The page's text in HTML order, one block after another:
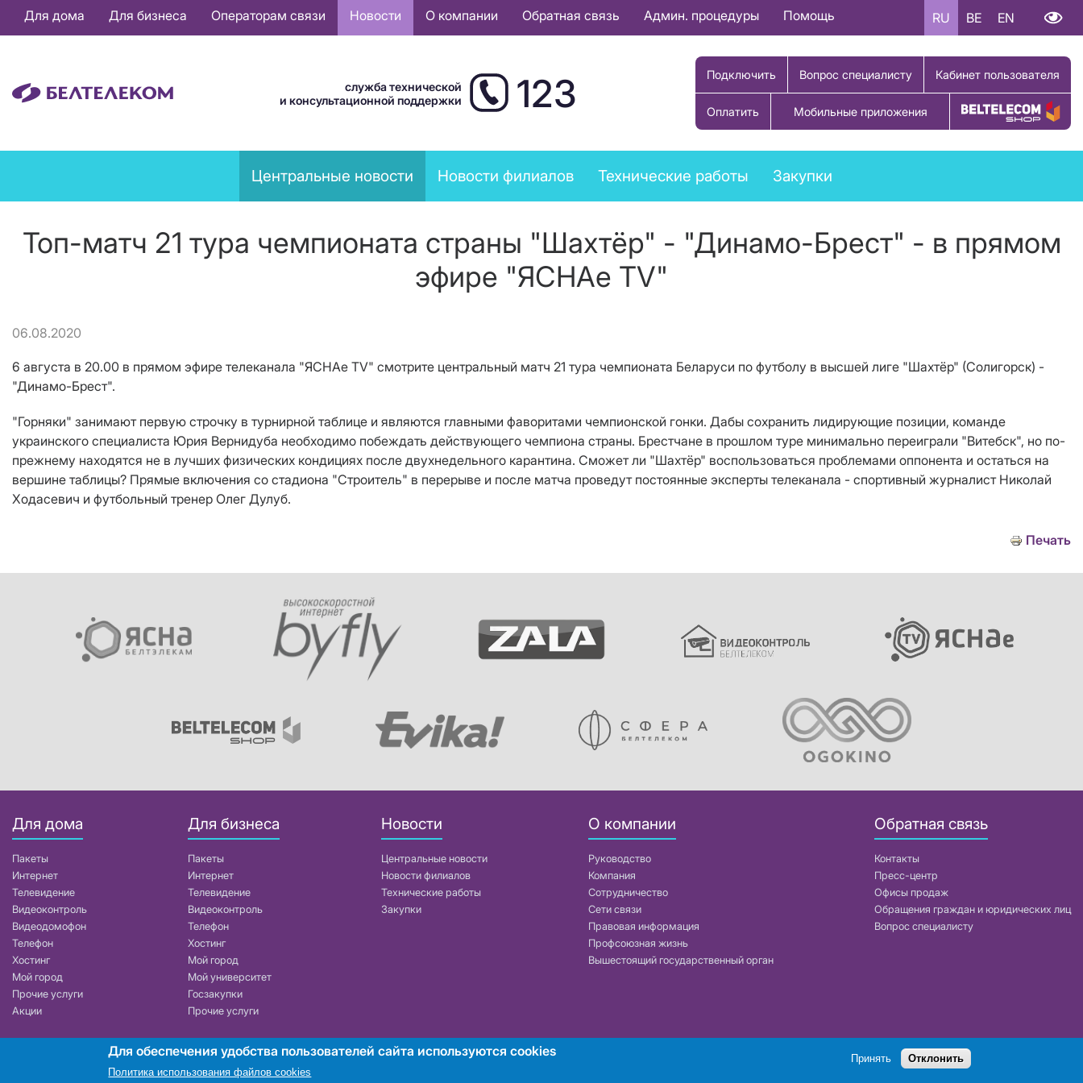
Основная
навигация
Для дома Для бизнеса Операторам связи Новости О компании Обратная связь Админ. процедуры Помощь RU BE EN
служба технической
и консультационной поддержки
123 Подключить Вопрос специалисту Кабинет пользователя
Оплатить Мобильные приложения Купить товар
News
menu
Центральные новости Новости филиалов Технические работы Закупки
Топ-матч 21 тура чемпионата страны "Шахтёр" - "Динамо-Брест" - в прямом
эфире "ЯСНАе TV"
06.08.2020
6 августа в 20.00 в прямом эфире телеканала "ЯСНАе TV" смотрите центральный матч 21 тура чемпионата Беларуси по футболу в высшей лиге "Шахтёр" (Солигорск) -
"Динамо-Брест".
"Горняки" занимают первую строчку в турнирной таблице и являются главными фаворитами чемпионской гонки. Дабы сохранить лидирующие позиции, команде
украинского специалиста Юрия Вернидуба необходимо побеждать действующего чемпиона страны. Брестчане в прошлом туре минимально переиграли "Витебск", но по-
прежнему находятся не в лучших физических кондициях после двухнедельного карантина. Сможет ли "Шахтёр" воспользоваться проблемами оппонента и остаться на
вершине таблицы? Прямые включения со стадиона "Строитель" в перерыве и после матча проведут постоянные эксперты телеканала - спортивный журналист Николай
Ходасевич и футбольный тренер Олег Дулуб.
Печать
Для дома
Пакеты
Интернет
Телевидение
Видеоконтроль
Видеодомофон
Телефон
Хостинг
Мой город
Прочие услуги
Акции
Для бизнеса
Пакеты
Интернет
Телевидение
Видеоконтроль
Телефон
Хостинг
Мой город
Мой университет
Госзакупки
Прочие услуги
Новости
Центральные новости
Новости филиалов
Технические работы
Закупки
О компании
Руководство
Компания
Сотрудничество
Сети связи
Правовая информация
Профсоюзная жизнь
Вышестоящий государственный орган
Обратная связь
Контакты
Пресс-центр
Офисы продаж
Обращения граждан и юридических лиц
Вопрос специалисту
РУП «Белтелеком». УНП 101007741 Поиск
Для обеспечения удобства пользователей сайта используются cookies
Политика использования файлов cookies
Принять Отклонить